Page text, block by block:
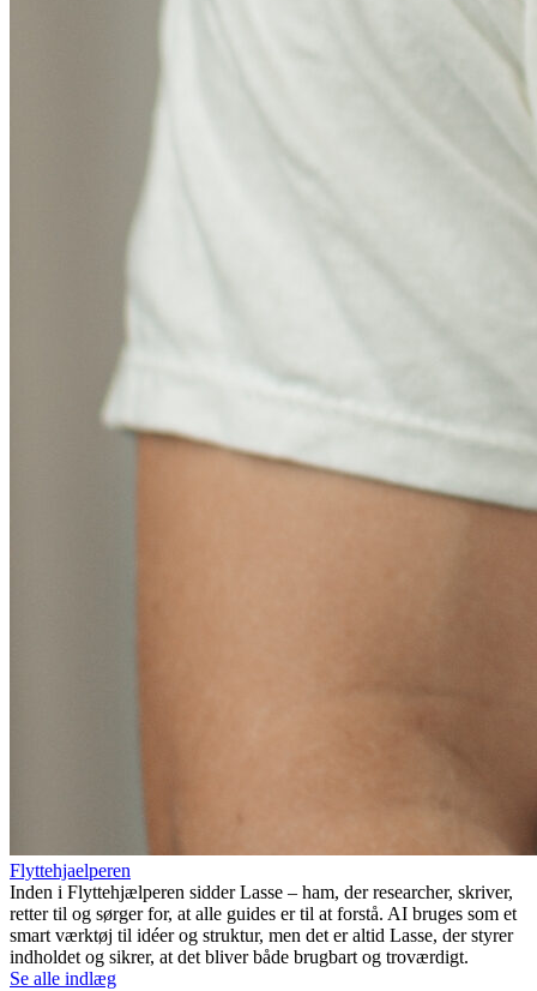
Flyttehjaelperen
Inden i Flyttehjælperen sidder Lasse – ham, der researcher, skriver,
retter til og sørger for, at alle guides er til at forstå. AI bruges som et
smart værktøj til idéer og struktur, men det er altid Lasse, der styrer
indholdet og sikrer, at det bliver både brugbart og troværdigt.
Se alle indlæg